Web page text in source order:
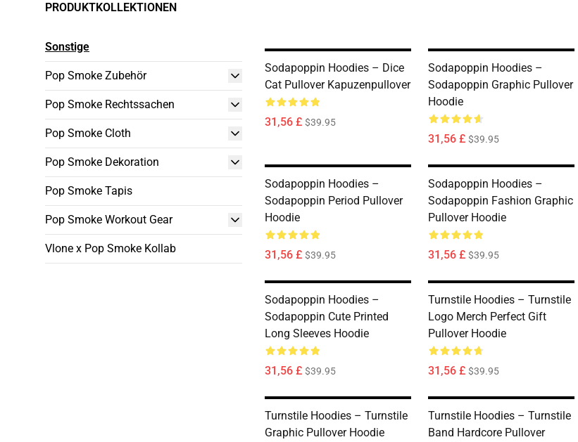
PRODUKTKOLLEKTIONEN
Sonstige
Pop Smoke Zubehör
Pop Smoke Rechtssachen
Pop Smoke Cloth
Pop Smoke Dekoration
Pop Smoke Tapis
Pop Smoke Workout Gear
Vlone x Pop Smoke Kollab
Sodapoppin Hoodies – Dice
Cat Pullover Kapuzenpullover
31,56 £ $39.95
Sodapoppin Hoodies –
Sodapoppin Graphic Pullover
Hoodie
31,56 £ $39.95
Sodapoppin Hoodies –
Sodapoppin Period Pullover
Hoodie
31,56 £ $39.95
Sodapoppin Hoodies –
Sodapoppin Fashion Graphic
Pullover Hoodie
31,56 £ $39.95
Sodapoppin Hoodies –
Sodapoppin Cute Printed
Long Sleeves Hoodie
31,56 £ $39.95
Turnstile Hoodies – Turnstile
Logo Merch Perfect Gift
Pullover Hoodie
31,56 £ $39.95
Turnstile Hoodies – Turnstile
Graphic Pullover Hoodie
Turnstile Hoodies – Turnstile
Band Hardcore Pullover